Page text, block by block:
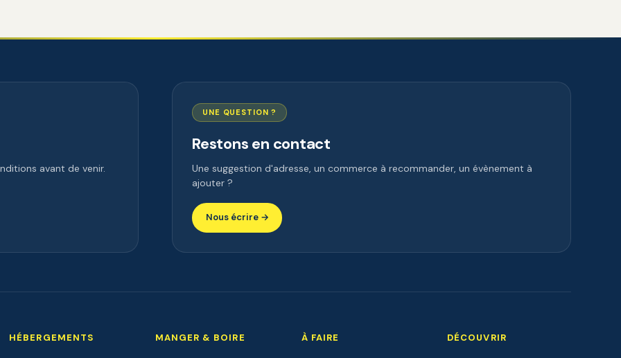
avant de venir.
UNE QUESTION ?
Restons en contact
Une suggestion d'adresse, un commerce à recommander, un évènement à
ajouter ?
Nous écrire →
HÉBERGEMENTS MANGER & BOIRE À FAIRE DÉCOUVRIR